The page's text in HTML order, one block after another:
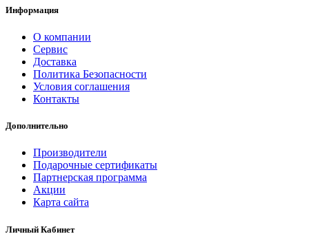
Информация
О компании
Сервис
Доставка
Политика Безопасности
Условия соглашения
Контакты
Дополнительно
Производители
Подарочные сертификаты
Партнерская программа
Акции
Карта сайта
Личный Кабинет